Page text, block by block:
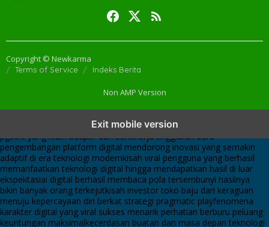
Copyright © Newkarma
Terms of Service Indeks Berita
Non AMP Version
Exit mobile version
menghadirkan inovasi berkualitasai digital menjadi kunci analisis data
pgsoft yang lebih adaptif dan berkinerja tinggiarah baru
pengembangan platform digital mendorong inovasi yang semakin
adaptif di era teknologi modernkisah viral pengguna yang berhasil
memanfaatkan teknologi digital hingga mendapatkan hasil di luar
ekspektasiai digital berhasil membaca pola tersembunyi hasilnya
bikin banyak orang terkejutkisah investor toko baju dari keraguan
menuju kepercayaan diri berkat strategi pragmatic playfenomena
karakter digital yang viral sukses menarik perhatian berburu peluang
keuntungan maksimalkecerdasan buatan dan masa depan teknologi